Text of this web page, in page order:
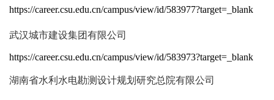
https://career.csu.edu.cn/campus/view/id/583977?target=_blank
武汉城市建设集团有限公司
https://career.csu.edu.cn/campus/view/id/583973?target=_blank
湖南省水利水电勘测设计规划研究总院有限公司